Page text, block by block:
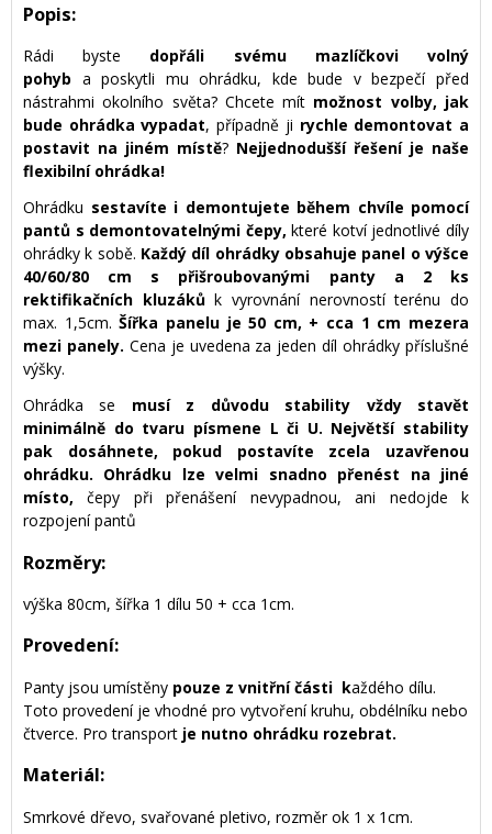
Popis:
Rádi byste dopřáli svému mazlíčkovi volný
pohyb a poskytli mu ohrádku, kde bude v bezpečí před
nástrahmi okolního světa? Chcete mít možnost volby, jak
bude ohrádka vypadat, případně ji rychle demontovat a
postavit na jiném místě? Nejjednodušší řešení je naše
flexibilní ohrádka!
Ohrádku sestavíte i demontujete během chvíle pomocí
pantů s demontovatelnými čepy, které kotví jednotlivé díly
ohrádky k sobě. Každý díl ohrádky obsahuje panel o výšce
40/60/80 cm s přišroubovanými panty a 2 ks
rektifikačních kluzákůk vyrovnání nerovností terénu do
max. 1,5cm.Šířka panelu je 50 cm, + cca 1 cm mezera
mezi panely. Cena je uvedena za jeden díl ohrádky příslušné
výšky.
Ohrádka se musí z důvodu stability vždy stavět
minimálně do tvaru písmene L či U. Největší stability
pak dosáhnete, pokud postavíte zcela uzavřenou
ohrádku. Ohrádku lze velmi snadno přenést na jiné
místo, čepy při přenášení nevypadnou, ani nedojde k
rozpojení pantů
Rozměry:
výška 80cm, šířka 1 dílu 50 + cca 1cm.
Provedení:
Panty jsou umístěny pouze z vnitřní části každého dílu.
Toto provedení je vhodné pro vytvoření kruhu, obdélníku nebo
čtverce. Pro transport je nutno ohrádku rozebrat.
Materiál:
Smrkové dřevo, svařované pletivo, rozměr ok 1 x 1cm.